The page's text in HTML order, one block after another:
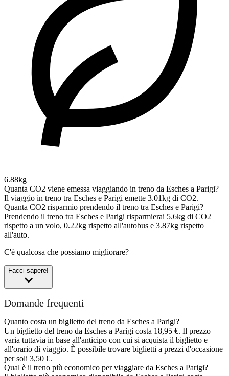
6.88kg
Quanta CO2 viene emessa viaggiando in treno da Esches a Parigi?
Il viaggio in treno tra Esches e Parigi emette 3.01kg di CO2.
Quanta CO2 risparmio prendendo il treno tra Esches e Parigi?
Prendendo il treno tra Esches e Parigi risparmierai 5.6kg di CO2
rispetto a un volo, 0.22kg rispetto all'autobus e 3.87kg rispetto
all'auto.
C'è qualcosa che possiamo migliorare?
Facci sapere!
Domande frequenti
Quanto costa un biglietto del treno da Esches a Parigi?
Un biglietto del treno da Esches a Parigi costa 18,95 €. Il prezzo
varia tuttavia in base all'anticipo con cui si acquista il biglietto e
all'orario di viaggio. È possibile trovare biglietti a prezzi d'occasione
per soli 3,50 €.
Qual è il treno più economico per viaggiare da Esches a Parigi?